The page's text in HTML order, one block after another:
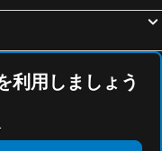
spa hotels
利用しましょう